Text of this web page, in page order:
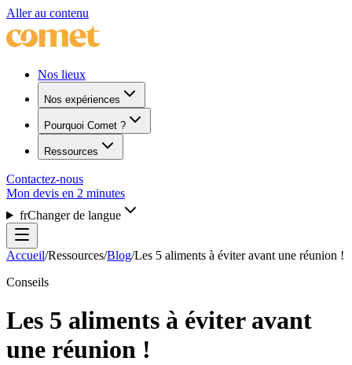
Aller au contenu
Nos lieux
Nos expériences
Pourquoi Comet ?
Ressources
Contactez-nous
Mon devis en 2 minutes
frChanger de langue
Accueil/Ressources/Blog/Les 5 aliments à éviter avant une réunion !
Conseils
Les 5 aliments à éviter avant
une réunion !